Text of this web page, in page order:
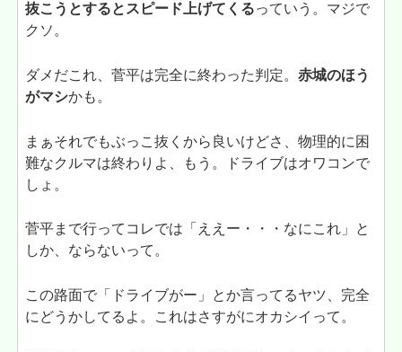
抜こうとするとスピード上げてくるっていう。マジで
クソ。
ダメだこれ、菅平は完全に終わった判定。赤城のほう
がマシかも。
まぁそれでもぶっこ抜くから良いけどさ、物理的に困
難なクルマは終わりよ、もう。ドライブはオワコンで
しょ。
菅平まで行ってコレでは「ええー・・・なにこれ」と
しか、ならないって。
この路面で「ドライブがー」とか言ってるヤツ、完全
にどうかしてるよ。これはさすがにオカシイって。